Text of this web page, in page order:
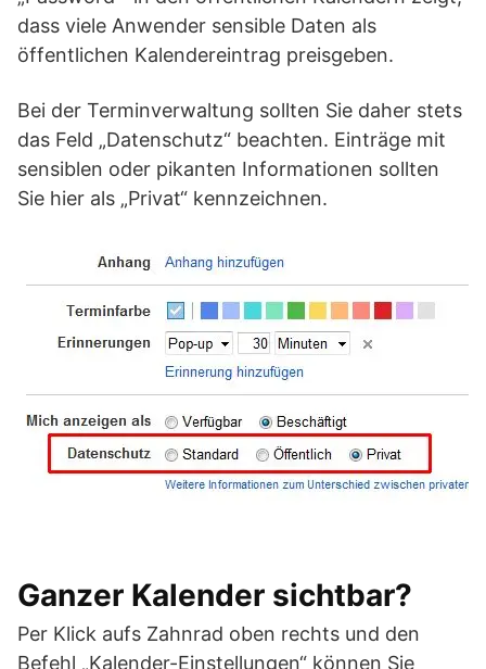
dass viele Anwender sensible Daten als
öffentlichen Kalendereintrag preisgeben.
Bei der Terminverwaltung sollten Sie daher stets
das Feld „Datenschutz“ beachten. Einträge mit
sensiblen oder pikanten Informationen sollten
Sie hier als „Privat“ kennzeichnen.
Ganzer Kalender sichtbar?
Per Klick aufs Zahnrad oben rechts und den
Befehl „Kalender-Einstellungen“ können Sie